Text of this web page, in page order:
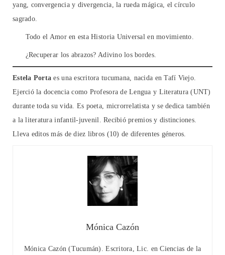
yang, convergencia y divergencia, la rueda mágica, el círculo
sagrado.
Todo el Amor en esta Historia Universal en movimiento.
¿Recuperar los abrazos? Adivino los bordes.
Estela Porta es una escritora tucumana, nacida en Tafí Viejo.
Ejerció la docencia como Profesora de Lengua y Literatura (UNT)
durante toda su vida. Es poeta, microrrelatista y se dedica también
a la literatura infantil-juvenil. Recibió premios y distinciones.
Lleva editos más de diez libros (10) de diferentes géneros.
Mónica Cazón
Mónica Cazón (Tucumán). Escritora, Lic. en Ciencias de la